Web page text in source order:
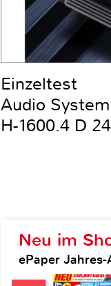
Neu im
ePaper
Einzeltest
Audio System
H-1600.4 D